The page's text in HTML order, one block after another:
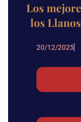
Los
los
20/12/2025